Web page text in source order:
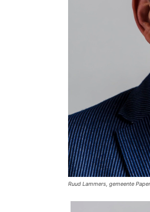
Ruud Lammers, gemeente